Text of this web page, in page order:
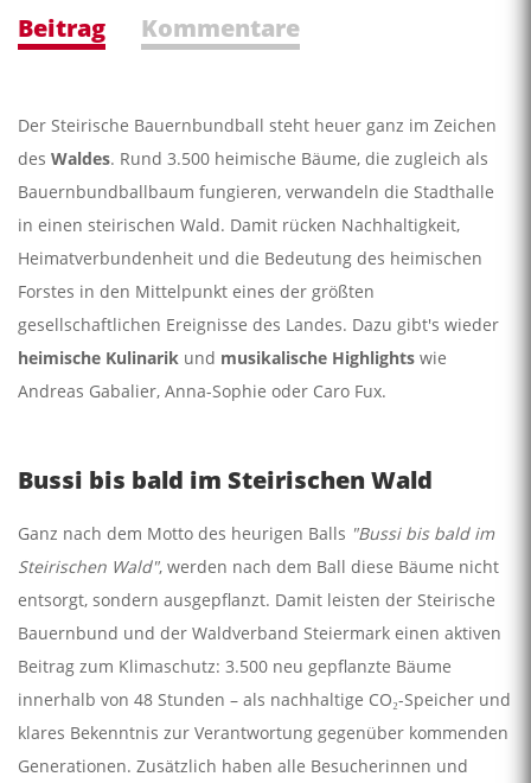
Beitrag Kommentare
Der Steirische Bauernbundball steht heuer ganz im Zeichen
des Waldes. Rund 3.500 heimische Bäume, die zugleich als
Bauernbundballbaum fungieren, verwandeln die Stadthalle
in einen steirischen Wald. Damit rücken Nachhaltigkeit,
Heimatverbundenheit und die Bedeutung des heimischen
Forstes in den Mittelpunkt eines der größten
gesellschaftlichen Ereignisse des Landes. Dazu gibt's wieder
heimische Kulinarik und musikalische Highlights wie
Andreas Gabalier, Anna-Sophie oder Caro Fux.
Bussi bis bald im Steirischen Wald
Ganz nach dem Motto des heurigen Balls "Bussi bis bald im
Steirischen Wald", werden nach dem Ball diese Bäume nicht
entsorgt, sondern ausgepflanzt. Damit leisten der Steirische
Bauernbund und der Waldverband Steiermark einen aktiven
Beitrag zum Klimaschutz: 3.500 neu gepflanzte Bäume
innerhalb von 48 Stunden – als nachhaltige CO₂-Speicher und
klares Bekenntnis zur Verantwortung gegenüber kommenden
Generationen. Zusätzlich haben alle Besucherinnen und